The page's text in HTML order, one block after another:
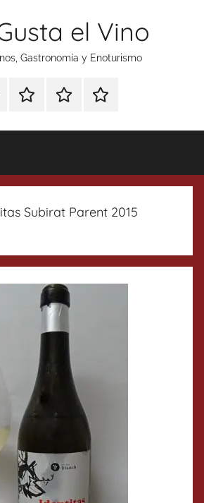
el Vino
Gastronomía y Enoturismo
Enoturismo
Gastronomía
RankingContacto
Subirat Parent 2015